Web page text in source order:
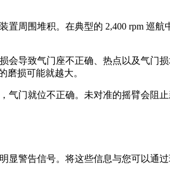
周围堆积。在典型的 2,400 rpm 巡航
会导致气门座不正确、热点以及气门
磨损可能就越大。
门就位不正确。未对准的摇臂会阻
警告信号。将这些信息与您可以通